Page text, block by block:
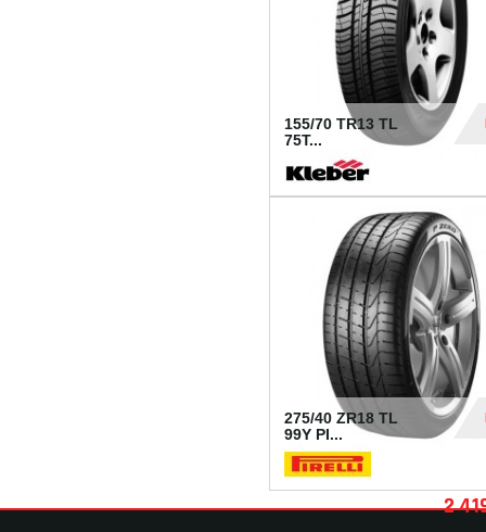
155/70 TR13 TL
75T...
275/40 ZR18 TL
99Y PI...
2